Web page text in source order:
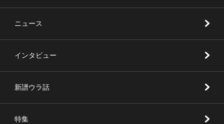
ニュース
インタビュー
新譜ウラ話
特集